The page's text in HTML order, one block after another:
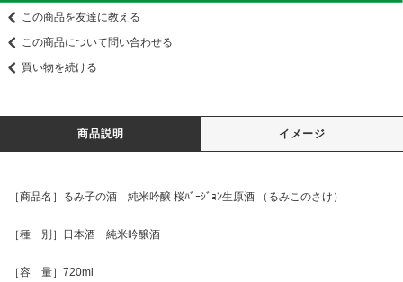
この商品を友達に教える
この商品について問い合わせる
買い物を続ける
商品説明 イメージ
［商品名］るみ子の酒 純米吟醸 桜ﾊﾞｰｼﾞｮﾝ生原酒 （るみこのさけ）
［種 別］日本酒 純米吟醸酒
［容 量］720ml